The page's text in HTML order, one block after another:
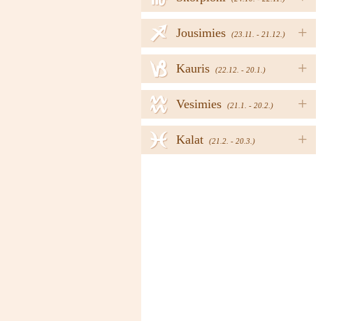
+
Jousimies (23.11. - 21.12.)
i
+
Kauris (22.12. - 20.1.)
j
+
Vesimies (21.1. - 20.2.)
k
+
Kalat (21.2. - 20.3.)
l